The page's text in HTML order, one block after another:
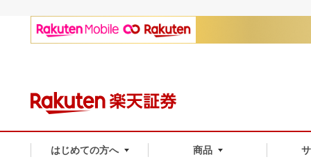
はじめての方へ 商品